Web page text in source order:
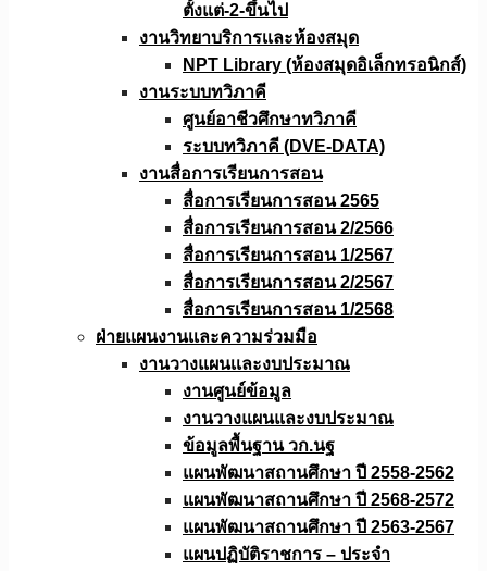
ตั้งแต่-2-ขึ้นไป
งานวิทยาบริการเเละห้องสมุด
NPT Library (ห้องสมุดอิเล็กทรอนิกส์)
งานระบบทวิภาคี
ศูนย์อาชีวศึกษาทวิภาคี
ระบบทวิภาคี (DVE-DATA)
งานสื่อการเรียนการสอน
สื่อการเรียนการสอน 2565
สื่อการเรียนการสอน 2/2566
สื่อการเรียนการสอน 1/2567
สื่อการเรียนการสอน 2/2567
สื่อการเรียนการสอน 1/2568
ฝ่ายแผนงานเเละความร่วมมือ
งานวางแผนเเละงบประมาณ
งานศูนย์ข้อมูล
งานวางแผนและงบประมาณ
ข้อมูลพื้นฐาน วก.นฐ
แผนพัฒนาสถานศึกษา ปี 2558-2562
แผนพัฒนาสถานศึกษา ปี 2568-2572
แผนพัฒนาสถานศึกษา ปี 2563-2567
แผนปฏิบัติราชการ – ประจำ